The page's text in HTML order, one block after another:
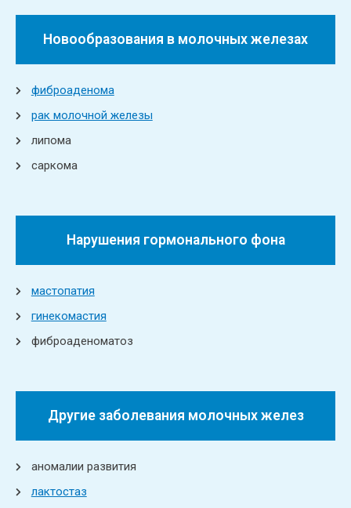
Новообразования в молочных железах
фиброаденома
рак молочной железы
липома
саркома
Нарушения гормонального фона
мастопатия
гинекомастия
фиброаденоматоз
Другие заболевания молочных желез
аномалии развития
лактостаз